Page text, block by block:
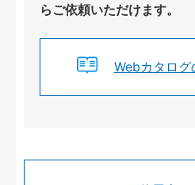
らご依頼いただけます。
Webカタロ